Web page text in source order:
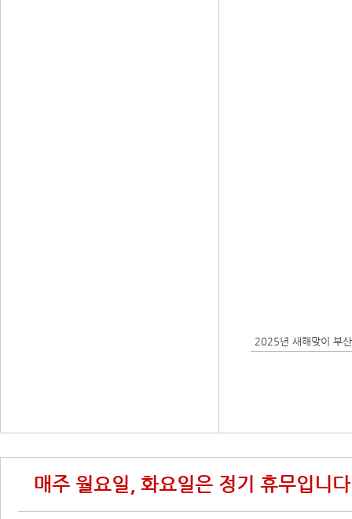
2025년 새해맞이 부
매주 월요일, 화요일은 정기 휴무입니